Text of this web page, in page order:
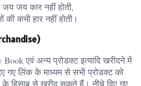
जय कार नहीं होती,
कभी हार नहीं होती।
एवं अन्य प्रोडक्ट इत्यादि खरीदने में
गए लिंक के माध्यम से सभी प्रोडक्ट को